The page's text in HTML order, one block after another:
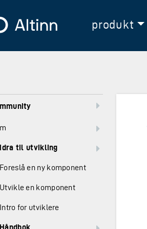
Til forsidenprodukt
til utvikling
Foreslå en ny komponent
Utvikle en komponent
Intro for utviklere
Håndbok